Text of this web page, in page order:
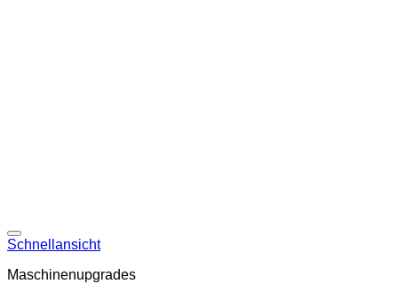
Schnellansicht
Maschinenupgrades